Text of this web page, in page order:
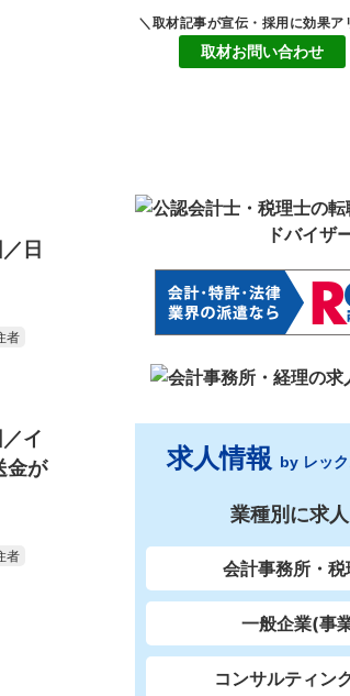
＼取材記事が宣伝・採用に効果ア
取材お問い合わせ
日
者
イ
金が
者
求人情報 by レッ
業種別に求
会計事務所・税
一般企業(事
コンサルティン